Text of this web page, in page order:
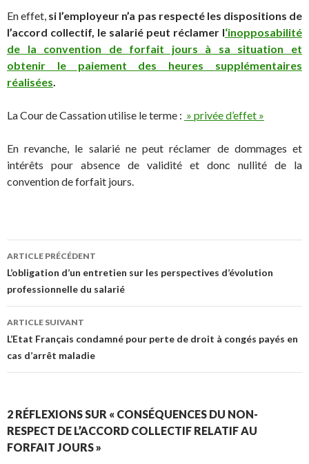
En effet, si l’employeur n’a pas respecté les dispositions de
l’accord collectif, le salarié peut réclamer l‘inopposabilité
de la convention de forfait jours à sa situation et
obtenir le paiement des heures supplémentaires
réalisées.
La Cour de Cassation utilise le terme : » privée d’effet »
En revanche, le salarié ne peut réclamer de dommages et
intérêts pour absence de validité et donc nullité de la
convention de forfait jours.
Navigation
des
articles
ARTICLE PRÉCÉDENT
L’obligation d’un entretien sur les perspectives d’évolution
professionnelle du salarié
ARTICLE SUIVANT
L’Etat Français condamné pour perte de droit à congés payés en
cas d’arrêt maladie
2 RÉFLEXIONS SUR « CONSÉQUENCES DU NON-
RESPECT DE L’ACCORD COLLECTIF RELATIF AU
FORFAIT JOURS »